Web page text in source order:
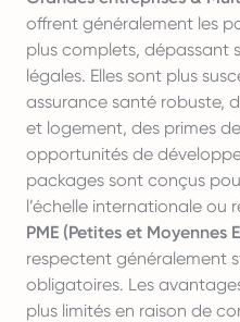
offrent généralement les
plus complets, dépassant
légales. Elles sont plus
assurance santé robuste,
et logement, des primes
opportunités de
packages sont conçus
l’échelle internationale ou
PME (Petites et Moyennes
respectent généralement
obligatoires. Les
plus limités en raison de